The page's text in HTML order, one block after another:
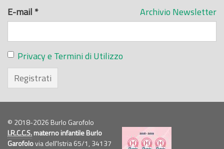
Archivio Newsletter
E-mail *
Privacy e Termini di Utilizzo
Registrati
© 2018-2026 Burlo Garofolo
I.R.C.C.S.materno infantile Burlo
Garofolovia dell'Istria 65/1, 34137